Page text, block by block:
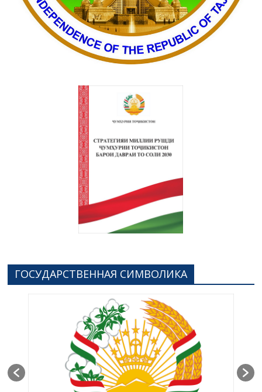
ГОСУДАРСТВЕННАЯ СИМВОЛИКА